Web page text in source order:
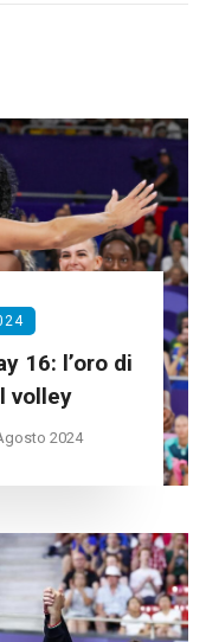
16: l’oro di
volley
2024